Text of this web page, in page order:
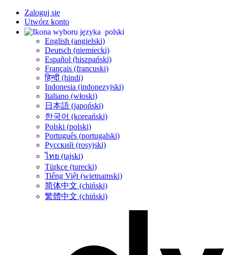
Zaloguj się
Utwórz konto
polski
English (angielski)
Deutsch (niemiecki)
Español (hiszpański)
Français (francuski)
हिन्दी (hindi)
Indonesia (indonezyjski)
Italiano (włoski)
日本語 (japoński)
한국어 (koreański)
Polski (polski)
Português (portugalski)
Русский (rosyjski)
ไทย (tajski)
Türkçe (turecki)
Tiếng Việt (wietnamski)
简体中文 (chiński)
繁體中文 (chiński)